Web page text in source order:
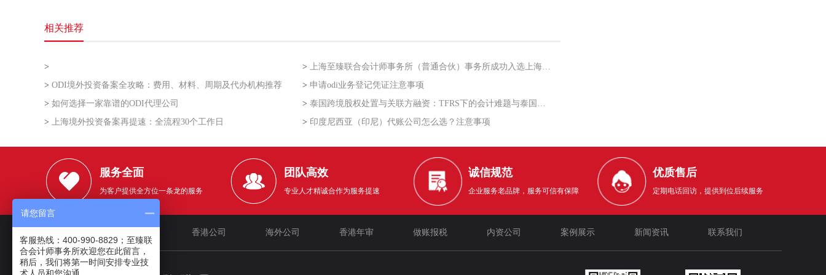
相关推荐
> > 上海至臻联合会计师事务所（普通合伙）事务所成功入选上海市企业走出去专业服务联盟第二批
> ODI境外投资备案全攻略：费用、材料、周期及代办机构推荐 > 申请odi业务登记凭证注意事项
> 如何选择一家靠谱的ODI代理公司 > 泰国跨境股权处置与关联方融资：TFRS下的会计难题与泰国利得税的“资本与收益”之争
> 上海境外投资备案再提速：全流程30个工作日 > 印度尼西亚（印尼）代账公司怎么选？注意事项
服务全面
为客户提供全方位一条龙的服务
团队高效
专业人才精诚合作为服务提速
诚信规范
企业服务老品牌，服务可信有保障
优质售后
定期电话回访，提供到位后续服务
香港公司 海外公司 香港年审 做账报税 内资公司 案例展示 新闻资讯 联系我们
请您留言
客服热线：400-990-8829；至臻联
合会计师事务所欢迎您在此留言，
稍后，我们将第一时间安排专业技